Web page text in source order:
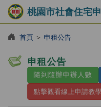
桃園市社會住宅
首頁 ＞ 申租公告
申租公告
隨到隨辦申辦人數
點擊觀看線上申請教